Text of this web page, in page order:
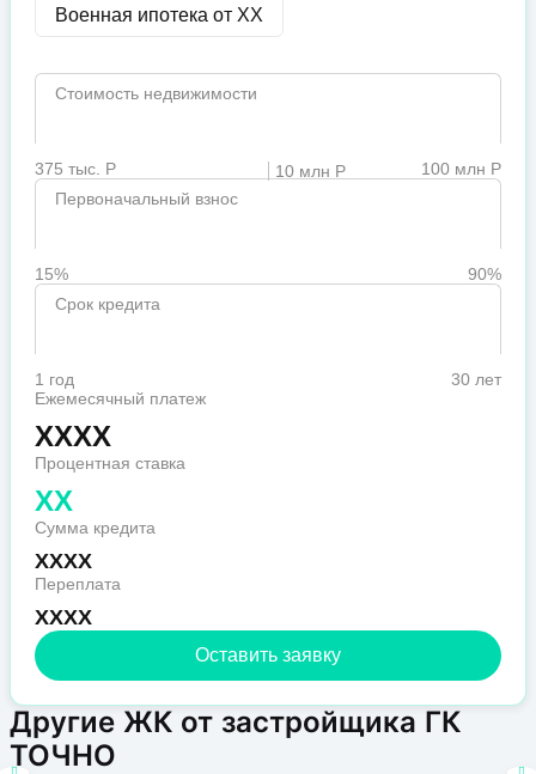
Военная ипотека от XX
Стоимость недвижимости
375 тыс. Р 10 млн Р
100 млн Р
Первоначальный взнос
15%
90%
Срок кредита
1 год
30 лет
Ежемесячный платеж
XXXX
Процентная ставка
XX
Сумма кредита
XXXX
Переплата
XXXX
Оставить заявку
Другие ЖК от застройщика ГК
ТОЧНО